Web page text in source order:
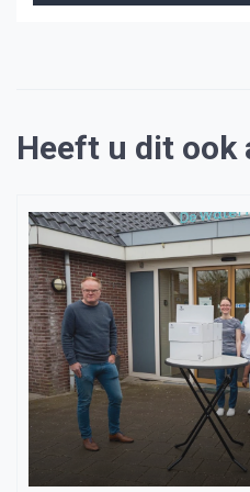
Heeft u dit ook